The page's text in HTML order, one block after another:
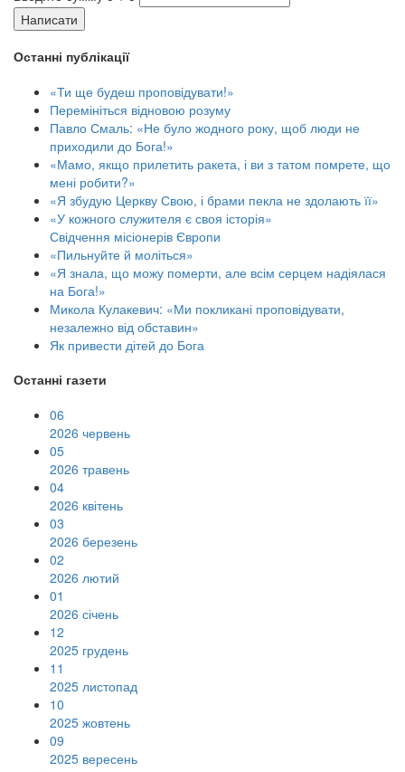
Написати
Останні публікації
«Ти ще будеш проповідувати!»
Перемініться відновою розуму
Павло Смаль: «Не було жодного року, щоб люди не
приходили до Бога!»
«Мамо, якщо прилетить ракета, і ви з татом помрете, що
мені робити?»
«Я збудую Церкву Свою, і брами пекла не здолають її»
«У кожного служителя є своя історія»
Свідчення місіонерів Європи
«Пильнуйте й моліться»
«Я знала, що можу померти, але всім серцем надіялася
на Бога!»
Микола Кулакевич: «Ми покликані проповідувати,
незалежно від обставин»
Як привести дітей до Бога
Останні газети
06
2026 червень
05
2026 травень
04
2026 квітень
03
2026 березень
02
2026 лютий
01
2026 січень
12
2025 грудень
11
2025 листопад
10
2025 жовтень
09
2025 вересень